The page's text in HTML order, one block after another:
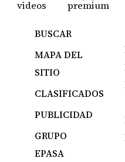
videos premium
BUSCAR
MAPA DEL
SITIO
CLASIFICADOS
PUBLICIDAD
GRUPO
EPASA